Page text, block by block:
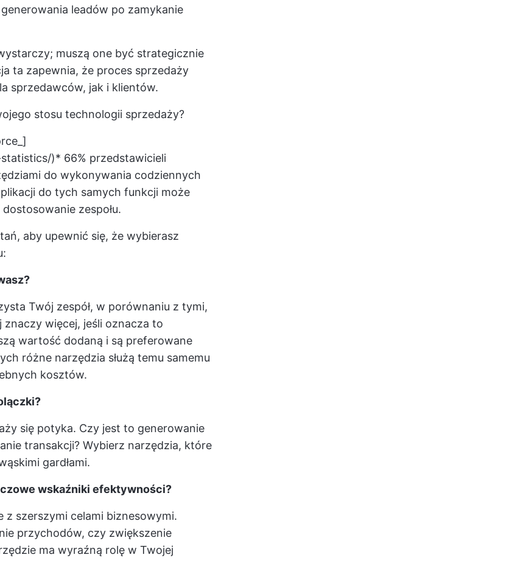
leadów po zamykanie
muszą one być strategicznie
ta zapewnia, że proces sprzedaży
sprzedawców, jak i klientów.
stosu technologii sprzedaży?
)* 66% przedstawicieli
do wykonywania codziennych
do tych samych funkcji może
zespołu.
aby upewnić się, że wybierasz
Twój zespół, w porównaniu z tymi,
więcej, jeśli oznacza to
wartość dodaną i są preferowane
różne narzędzia służą temu samemu
kosztów.
się potyka. Czy jest to generowanie
transakcji? Wybierz narzędzia, które
gardłami.
wskaźniki efektywności?
szerszymi celami biznesowymi.
przychodów, czy zwiększenie
ma wyraźną rolę w Twojej